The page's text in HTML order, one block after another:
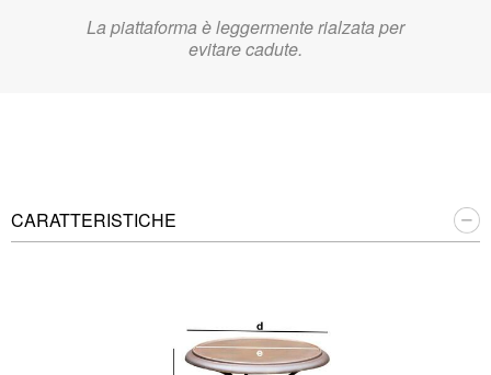
La piattaforma è leggermente rialzata per
evitare cadute.
CARATTERISTICHE